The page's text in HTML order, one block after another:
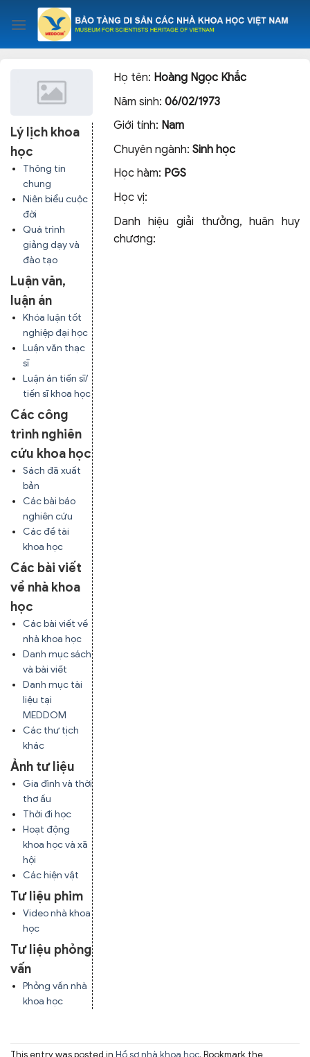
content
Lý lịch khoa
học
Thông tin
chung
Niên biểu cuộc
đời
Quá trình
giảng dạy và
đào tạo
Luận văn,
luận án
Khóa luận tốt
nghiệp đại học
Luận văn thạc
sĩ
Luận án tiến sĩ/
tiến sĩ khoa học
Các công
trình nghiên
cứu khoa học
Sách đã xuất
bản
Các bài báo
nghiên cứu
Các đề tài
khoa học
Các bài viết
về nhà khoa
học
Các bài viết về
nhà khoa học
Danh mục sách
và bài viết
Danh mục tài
liệu tại
MEDDOM
Các thư tịch
khác
Ảnh tư liệu
Gia đình và thời
thơ ấu
Thời đi học
Hoạt động
khoa học và xã
hội
Các hiện vật
Tư liệu phim
Video nhà khoa
học
Tư liệu phỏng
vấn
Phỏng vấn nhà
khoa học
Họ tên: Hoàng Ngọc Khắc
Năm sinh:06/02/1973
Giới tính: Nam
Chuyên ngành:Sinh học
Học hàm: PGS
Học vị:
Danh hiệu giải thưởng, huân huy
chương: